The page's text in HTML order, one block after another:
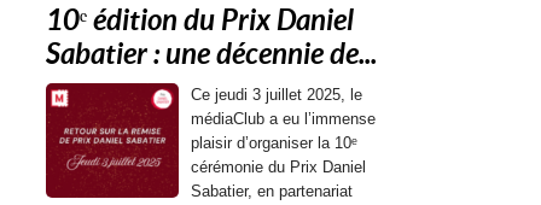
10ᵉ édition du Prix Daniel
Sabatier : une décennie de...
Ce jeudi 3 juillet 2025, le
médiaClub a eu l’immense
plaisir d’organiser la 10ᵉ
cérémonie du Prix Daniel
Sabatier, en partenariat